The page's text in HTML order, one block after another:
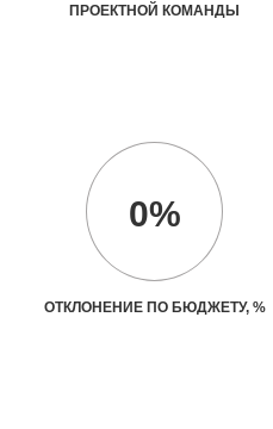
ПРОЕКТНОЙ КОМАНДЫ
0%
ОТКЛОНЕНИЕ ПО БЮДЖЕТУ, %